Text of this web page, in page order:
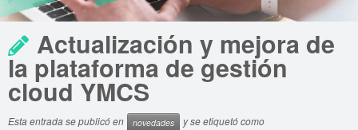
Actualización y mejora de
la plataforma de gestión
cloud YMCS
Esta entrada se publicó en novedades y se etiquetó como